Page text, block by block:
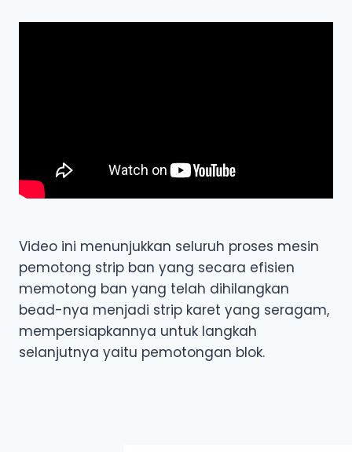
Video ini menunjukkan seluruh proses mesin
pemotong strip ban yang secara efisien
memotong ban yang telah dihilangkan
bead-nya menjadi strip karet yang seragam,
mempersiapkannya untuk langkah
selanjutnya yaitu pemotongan blok.